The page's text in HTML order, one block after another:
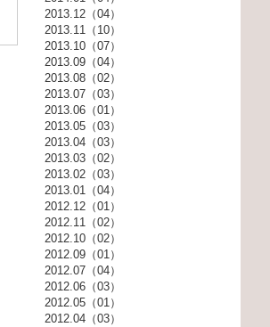
2013.12（04）
2013.11（10）
2013.10（07）
2013.09（04）
2013.08（02）
2013.07（03）
2013.06（01）
2013.05（03）
2013.04（03）
2013.03（02）
2013.02（03）
2013.01（04）
2012.12（01）
2012.11（02）
2012.10（02）
2012.09（01）
2012.07（04）
2012.06（03）
2012.05（01）
2012.04（03）